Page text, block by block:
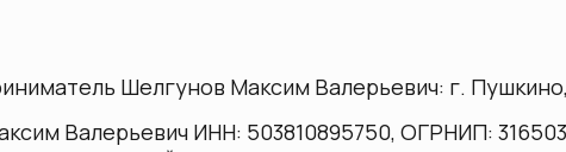
Шелгунов Максим Валерьевич: г.
Валерьевич ИНН: 503810895750, ОГРНИП: